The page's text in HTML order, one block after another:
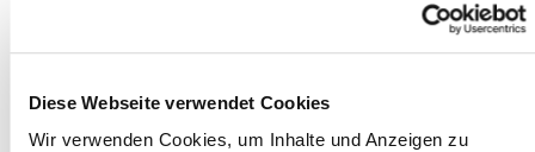
Diese Webseite verwendet Cookies
Wir verwenden Cookies, um Inhalte und Anzeigen zu
BESTICKUNG